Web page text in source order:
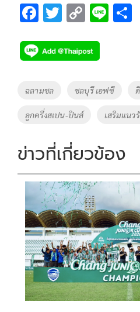
F
e
b
o
o
k
T
tt
er
C
p
y
Li
Li
Tags
ฉลามชล ชลบุรี เอฟซี
ลูกครึ่งสเปน-ปินส์ เสริมแนว
ข่าวที่เกี่ยวข้อง